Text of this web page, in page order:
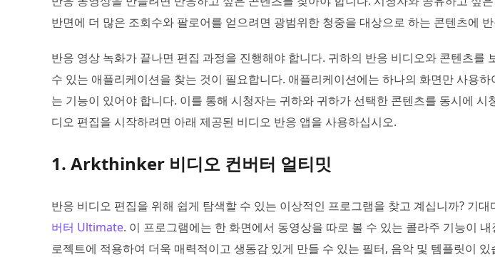
반면에 더 많은 조회수와 팔로어를 얻으려면 광범위한 청중을 대상으로 하는 콘텐츠에
반응 영상 녹화가 끝나면 편집 과정을 진행해야 합니다. 귀하의 반응 비디오와 콘텐츠를
수 있는 애플리케이션을 찾는 것이 필요합니다. 애플리케이션에는 하나의 화면만 사용
는 기능이 있어야 합니다. 이를 통해 시청자는 귀하와 귀하가 선택한 콘텐츠를 동시에 시
디오 편집을 시작하려면 아래 제공된 비디오 반응 앱을 사용하십시오.
1. Arkthinker 비디오 컨버터 얼티밋
반응 비디오 편집을 위해 쉽게 탐색할 수 있는 이상적인 프로그램을 찾고 계십니까? 기대
버터 Ultimate. 이 프로그램에는 한 화면에서 동영상을 따로 볼 수 있는 콜라주 기능이
로젝트에 적용하여 더욱 매력적이고 생동감 있게 만들 수 있는 필터, 음악 및 템플릿이